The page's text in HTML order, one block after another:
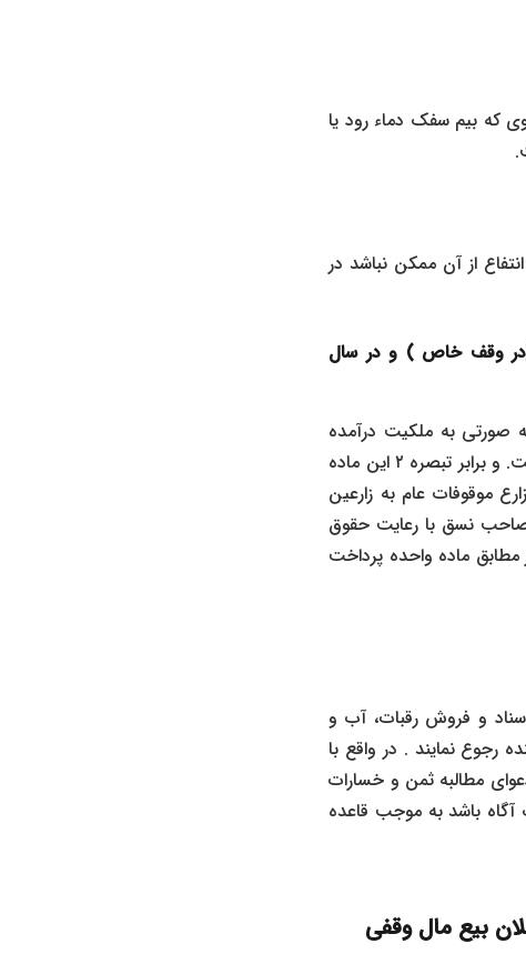
که بیم سفک دماء رود یا
از آن ممکن نباشد در
قانون ابطال اسناد فروش رقبات آب و اراضی موقوفه در سال ۱۳۶۳ (در وقف خاص ) و در سال
صورتی به ملکیت درآمده
باشد، به وقفیت خود برمی گردد و اسناد مالکیت صادر شده باطل و از درجه اعتبار ساقط است. و برابر تبصره ۲ این ماده
موقوفات عام به زارعین
نسق با رعایت حقوق
ماده واحده پرداخت
و فروش رقبات، آب و
رجوع نمایند . در واقع با
مطالبه ثمن و خسارات
آگاه باشد به موجب قاعده